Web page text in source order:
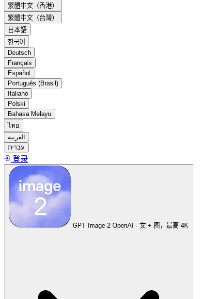
繁體中文（香港）
繁體中文（台灣）
日本語
한국어
Deutsch
Français
Español
Português (Brasil)
Italiano
Polski
Bahasa Melayu
ไทย
العربية
עברית
登录
GPT Image-2 OpenAI · 文 + 图，最高 4K